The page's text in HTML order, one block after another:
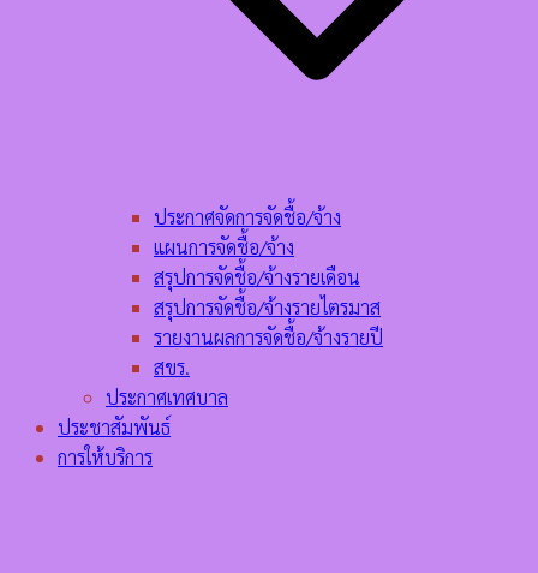
ประกาศจัดการจัดชื้อ/จ้าง
แผนการจัดชื้อ/จ้าง
สรุปการจัดชื้อ/จ้างรายเดือน
สรุปการจัดชื้อ/จ้างรายไตรมาส
รายงานผลการจัดชื้อ/จ้างรายปี
สขร.
ประกาศเทศบาล
ประชาสัมพันธ์
การให้บริการ